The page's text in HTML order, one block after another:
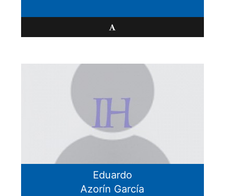
Eduardo
Azorín García